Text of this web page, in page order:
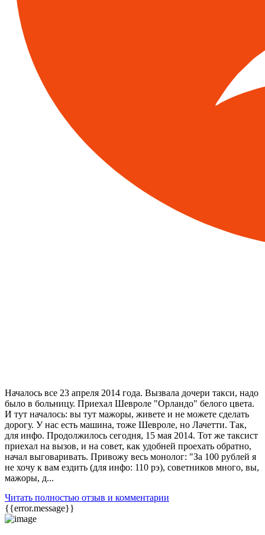
Началось все 23 апреля 2014 года. Вызвала дочери такси, надо
было в больницу. Приехал Шевроле "Орландо" белого цвета.
И тут началось: вы тут мажоры, живете и не можете сделать
дорогу. У нас есть машина, тоже Шевроле, но Лачетти. Так,
для инфо. Продолжилось сегодня, 15 мая 2014. Тот же таксист
приехал на вызов, и на совет, как удобней проехать обратно,
начал выговаривать. Привожу весь монолог: "За 100 рублей я
не хочу к вам ездить (для инфо: 110 рэ), советников много, вы,
мажоры, д...
Читать полностью отзыв и комментарии
{{error.message}}